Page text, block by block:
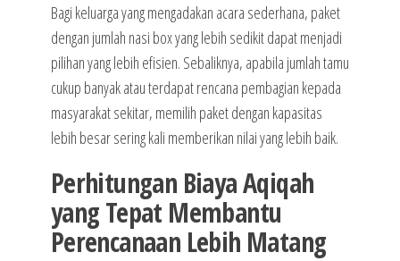
Bagi keluarga yang mengadakan acara sederhana, paket
dengan jumlah nasi box yang lebih sedikit dapat menjadi
pilihan yang lebih efisien. Sebaliknya, apabila jumlah tamu
cukup banyak atau terdapat rencana pembagian kepada
masyarakat sekitar, memilih paket dengan kapasitas
lebih besar sering kali memberikan nilai yang lebih baik.
Perhitungan Biaya Aqiqah
yang Tepat Membantu
Perencanaan Lebih Matang